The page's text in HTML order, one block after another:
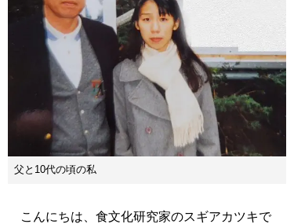
父と10代の頃の私
こんにちは、食文化研究家のスギアカツキで